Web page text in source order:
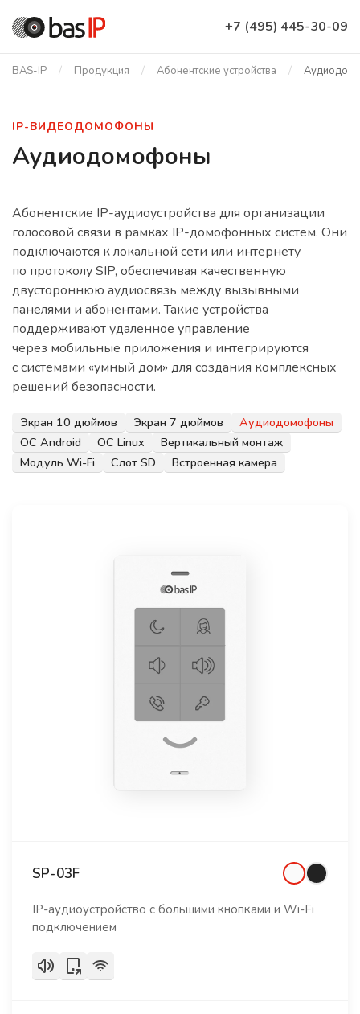
+7 (495) 445-30-09
BAS-IP Продукция Абонентские устройства
IP-ВИДЕОДОМОФОНЫ
Аудиодомофоны
Абонентские IP-аудиоустройства для организации
голосовой связи в рамках IP-домофонных систем. Они
подключаются к локальной сети или интернету
по протоколу SIP, обеспечивая качественную
двустороннюю аудиосвязь между вызывными
панелями и абонентами. Такие устройства
поддерживают удаленное управление
через мобильные приложения и интегрируются
с системами «умный дом» для создания комплексных
решений безопасности.
Экран 10 дюймов Экран 7 дюймов
Аудиодомофоны
ОС Android
ОС Linux
Вертикальный монтаж
Модуль Wi-Fi
Слот SD Встроенная камера
SP-03F
IP-аудиоустройство с большими кнопками и Wi-Fi
подключением